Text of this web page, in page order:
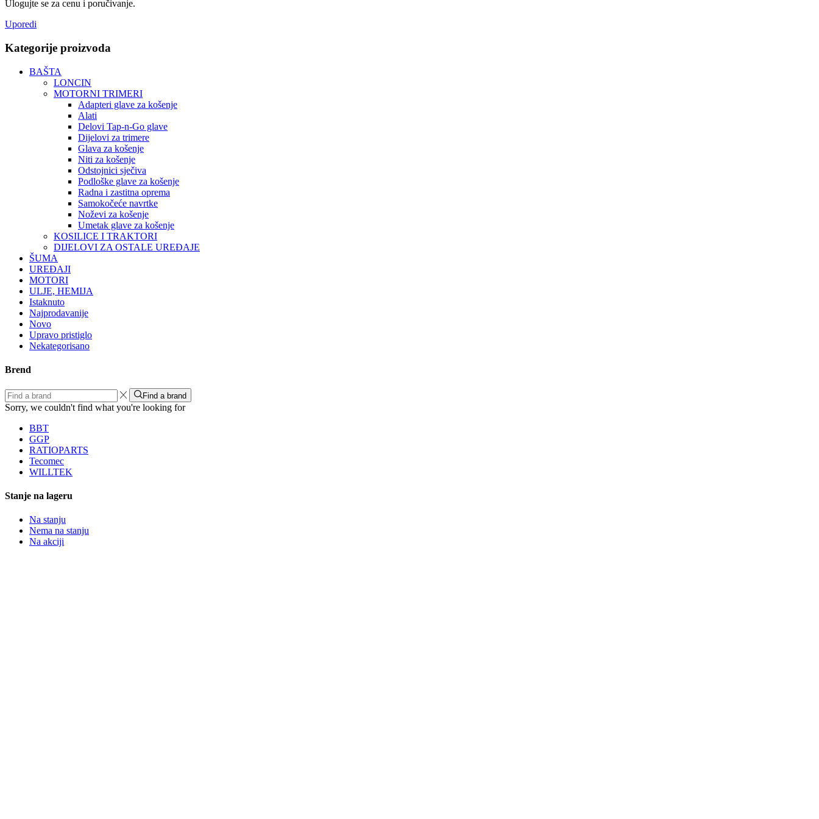
Ulogujte se za cenu i poručivanje.
Uporedi
Kategorije proizvoda
BAŠTA
LONCIN
MOTORNI TRIMERI
Adapteri glave za košenje
Alati
Delovi Tap-n-Go glave
Dijelovi za trimere
Glava za košenje
Niti za košenje
Odstojnici sječiva
Podloške glave za košenje
Radna i zastitna oprema
Samokočeće navrtke
Noževi za košenje
Umetak glave za košenje
KOSILICE I TRAKTORI
DIJELOVI ZA OSTALE UREĐAJE
ŠUMA
UREĐAJI
MOTORI
ULJE, HEMIJA
Istaknuto
Najprodavanije
Novo
Upravo pristiglo
Nekategorisano
Brend
Find a brand
Sorry, we couldn't find what you're looking for
BBT
GGP
RATIOPARTS
Tecomec
WILLTEK
Stanje na lageru
Na stanju
Nema na stanju
Na akciji